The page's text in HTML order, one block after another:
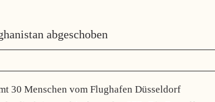
abgeschoben
30 Menschen vom Flughafen Düsseldorf